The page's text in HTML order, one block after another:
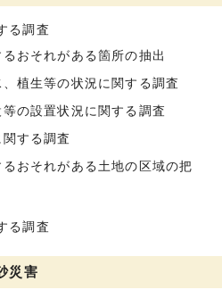
る調査
おそれがある箇所の抽出
植生等の状況に関する調査
の設置状況に関する調査
する調査
おそれがある土地の区域の把
る調査
災害